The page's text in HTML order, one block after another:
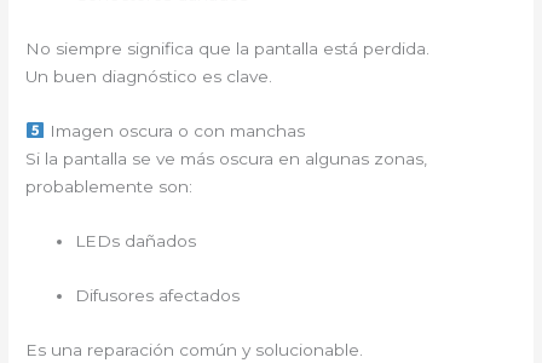
No siempre significa que la pantalla está perdida.
Un buen diagnóstico es clave.
Imagen oscura o con manchas
Si la pantalla se ve más oscura en algunas zonas,
probablemente son:
LEDs dañados
Difusores afectados
Es una reparación común y solucionable.